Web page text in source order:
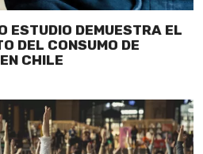
ESTUDIO DEMUESTRA EL
DEL CONSUMO DE
CHILE